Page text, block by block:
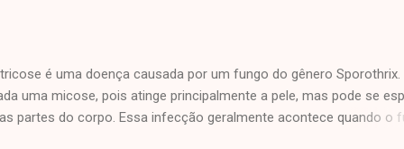
é uma doença causada por um fungo do gênero Sporothrix.
uma micose, pois atinge principalmente a pele, mas pode se
partes do corpo. Essa infecção geralmente acontece quando o